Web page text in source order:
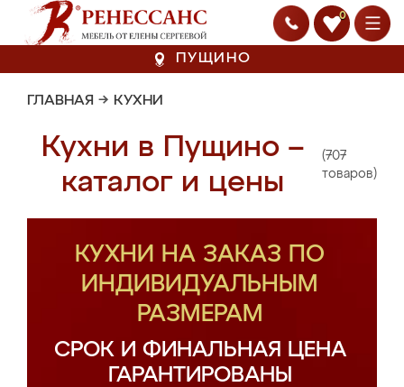
0
ПУЩИНО
ГЛАВНАЯ → КУХНИ
Кухни в Пущино –
каталог и цены
(707
товаров)
КУХНИ НА ЗАКАЗ ПО
ИНДИВИДУАЛЬНЫМ
РАЗМЕРАМ
СРОК И ФИНАЛЬНАЯ ЦЕНА
ГАРАНТИРОВАНЫ